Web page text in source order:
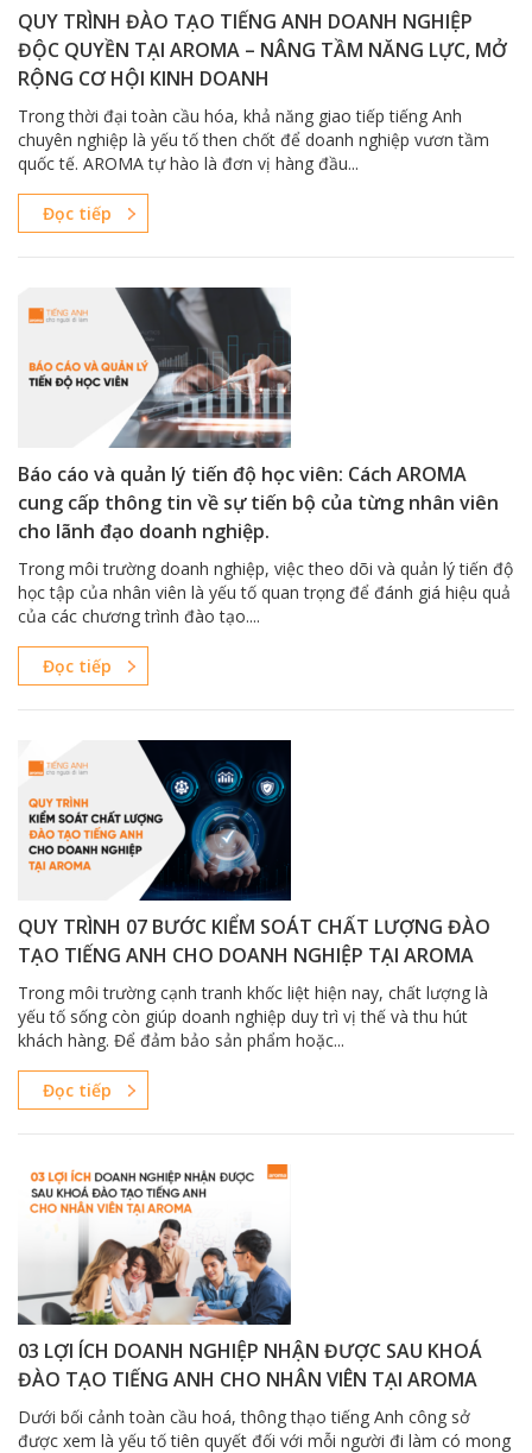
QUY TRÌNH ĐÀO TẠO TIẾNG ANH DOANH NGHIỆP
ĐỘC QUYỀN TẠI AROMA – NÂNG TẦM NĂNG LỰC, MỞ
RỘNG CƠ HỘI KINH DOANH
Trong thời đại toàn cầu hóa, khả năng giao tiếp tiếng Anh
chuyên nghiệp là yếu tố then chốt để doanh nghiệp vươn tầm
quốc tế. AROMA tự hào là đơn vị hàng đầu...
Đọc tiếp
Báo cáo và quản lý tiến độ học viên: Cách AROMA
cung cấp thông tin về sự tiến bộ của từng nhân viên
cho lãnh đạo doanh nghiệp.
Trong môi trường doanh nghiệp, việc theo dõi và quản lý tiến độ
học tập của nhân viên là yếu tố quan trọng để đánh giá hiệu quả
của các chương trình đào tạo....
Đọc tiếp
QUY TRÌNH 07 BƯỚC KIỂM SOÁT CHẤT LƯỢNG ĐÀO
TẠO TIẾNG ANH CHO DOANH NGHIỆP TẠI AROMA
Trong môi trường cạnh tranh khốc liệt hiện nay, chất lượng là
yếu tố sống còn giúp doanh nghiệp duy trì vị thế và thu hút
khách hàng. Để đảm bảo sản phẩm hoặc...
Đọc tiếp
03 LỢI ÍCH DOANH NGHIỆP NHẬN ĐƯỢC SAU KHOÁ
ĐÀO TẠO TIẾNG ANH CHO NHÂN VIÊN TẠI AROMA
Dưới bối cảnh toàn cầu hoá, thông thạo tiếng Anh công sở
được xem là yếu tố tiên quyết đối với mỗi người đi làm có mong